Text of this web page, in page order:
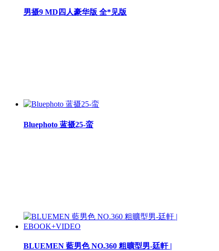
男摄9 MD四人豪华版 全*见版
Bluephoto 蓝摄25-蛮
BLUEMEN 藍男色 NO.360 粗曠型男-廷軒 |